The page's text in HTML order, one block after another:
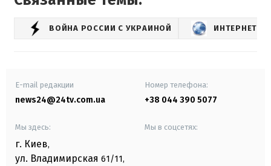
ВОЙНА РОССИИ С УКРАИНОЙ ИНТЕРНЕТ
E-mail редакции
news24@24tv.com.ua
Номер телефона:
+38 044 390 5077
Мы здесь:
г. Киев,
ул. Владимирская 61/11,
Мы в соцсетях: